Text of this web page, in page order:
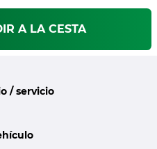
A LA CESTA
/ servicio